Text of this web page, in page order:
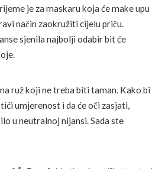
je za maskaru koja će make upu
način zaokružiti cijelu priču.
sjenila najbolji odabir bit će
ruž koji ne treba biti taman. Kako bi
umjerenost i da će oči zasjati,
u neutralnoj nijansi. Sada ste